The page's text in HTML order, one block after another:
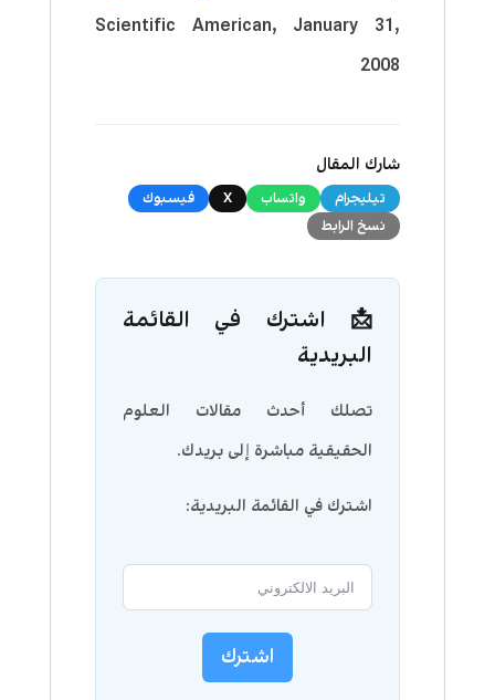
Scientific American, January 31,
2008
شارك المقال
تيليجرام واتساب X
فيسبوك
نسخ الرابط
📩 اشترك في القائمة
البريدية
تصلك أحدث مقالات العلوم
الحقيقية مباشرة إلى بريدك.
اشترك في القائمة البريدية:
اشترك